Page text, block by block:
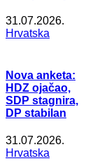
31.07.2026.
Hrvatska
Nova anketa:
HDZ ojačao,
SDP stagnira,
DP stabilan
31.07.2026.
Hrvatska